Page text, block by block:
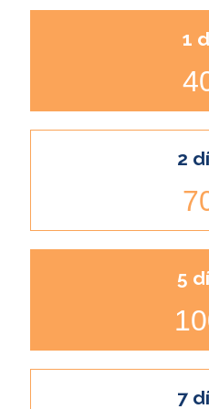
1
2
5
7